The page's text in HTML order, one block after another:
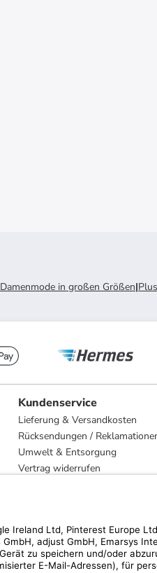
Damenmode in großen Größen|
Kundenservice
Lieferung & Versandkosten
Rücksendungen /
Umwelt & Entsorgung
Vertrag widerrufen